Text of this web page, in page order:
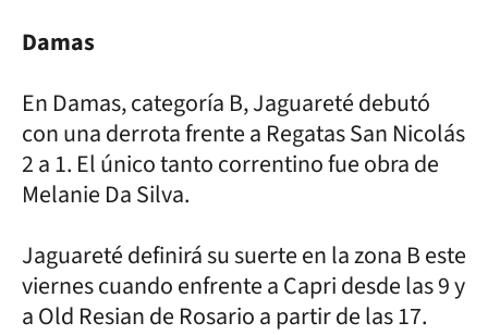
Damas
En Damas, categoría B, Jaguareté debutó
con una derrota frente a Regatas San Nicolás
2 a 1. El único tanto correntino fue obra de
Melanie Da Silva.
Jaguareté definirá su suerte en la zona B este
viernes cuando enfrente a Capri desde las 9 y
a Old Resian de Rosario a partir de las 17.